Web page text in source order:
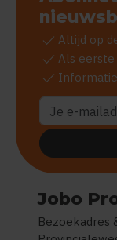
Jobo
Bezoekadres
check Altijd op
check Als
check